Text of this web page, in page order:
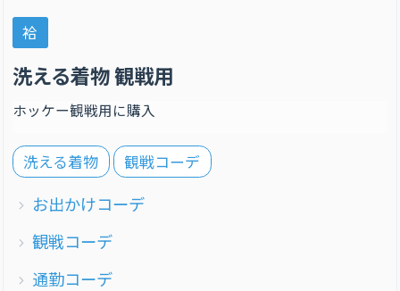
袷
洗える着物 観戦用
ホッケー観戦用に購入
洗える着物 観戦コーデ
お出かけコーデ
観戦コーデ
通勤コーデ